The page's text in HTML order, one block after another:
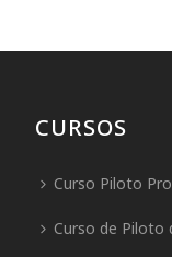
CURSOS
Curso Piloto
Curso de Piloto